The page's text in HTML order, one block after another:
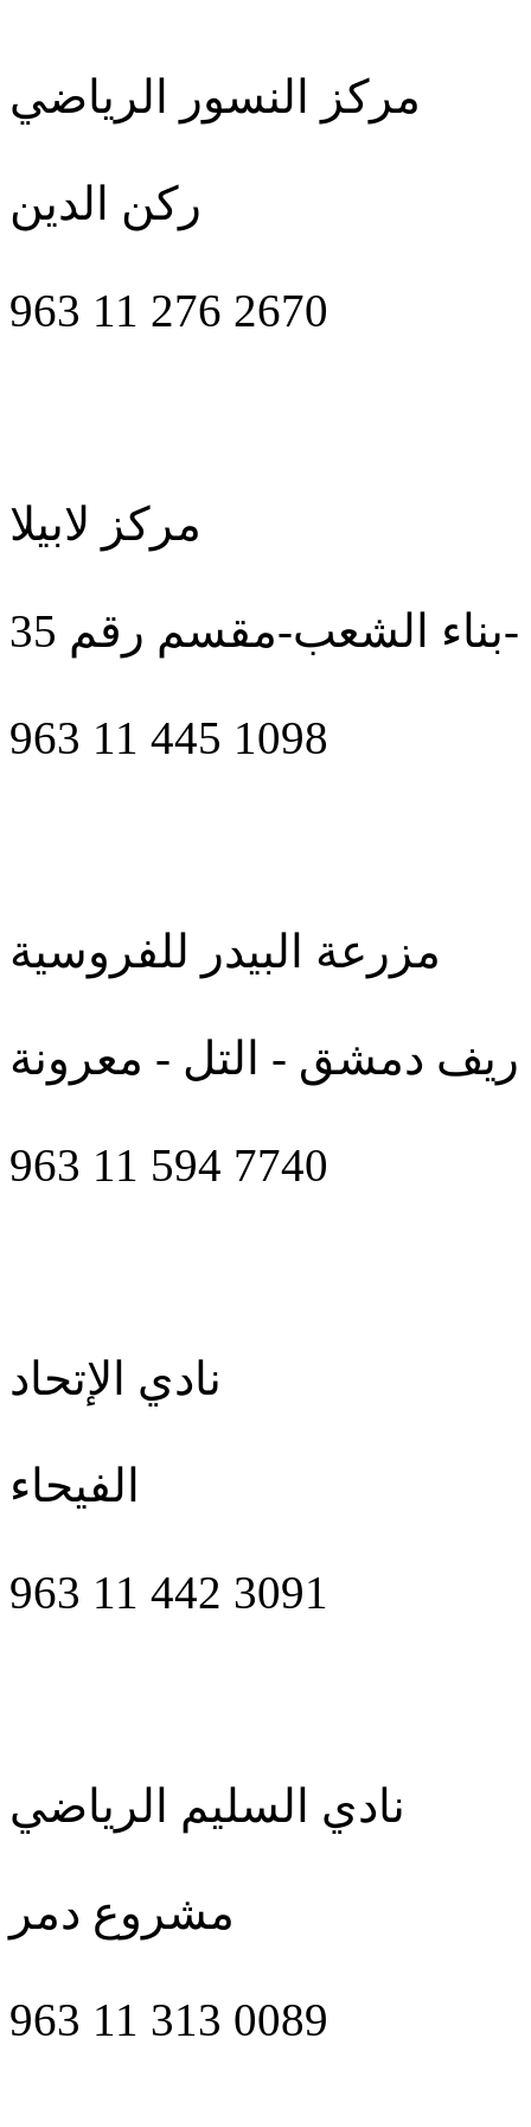
مركز النسور الرياضي
ركن الدين
963 11 276 2670
مركز لابيلا
-بناء الشعب-مقسم رقم 35
963 11 445 1098
مزرعة البيدر للفروسية
ريف دمشق - التل - معرونة
963 11 594 7740
نادي الإتحاد
الفيحاء
963 11 442 3091
نادي السليم الرياضي
مشروع دمر
963 11 313 0089